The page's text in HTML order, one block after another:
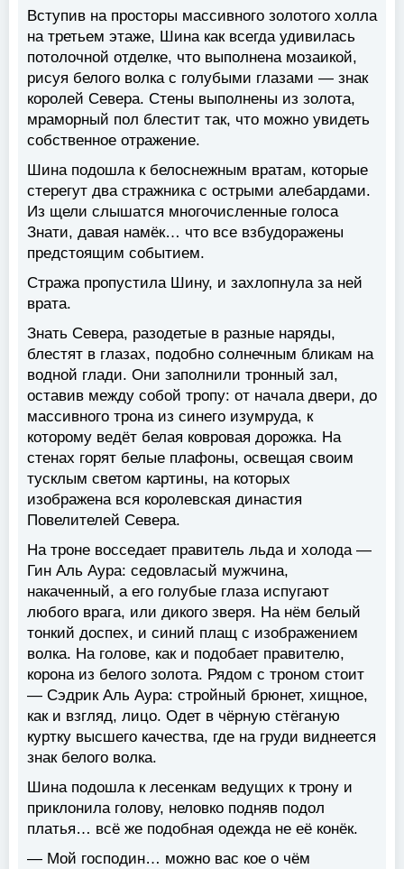
Вступив на просторы массивного золотого холла
на третьем этаже, Шина как всегда удивилась
потолочной отделке, что выполнена мозаикой,
рисуя белого волка с голубыми глазами — знак
королей Севера. Стены выполнены из золота,
мраморный пол блестит так, что можно увидеть
собственное отражение.
Шина подошла к белоснежным вратам, которые
стерегут два стражника с острыми алебардами.
Из щели слышатся многочисленные голоса
Знати, давая намёк… что все взбудоражены
предстоящим событием.
Стража пропустила Шину, и захлопнула за ней
врата.
Знать Севера, разодетые в разные наряды,
блестят в глазах, подобно солнечным бликам на
водной глади. Они заполнили тронный зал,
оставив между собой тропу: от начала двери, до
массивного трона из синего изумруда, к
которому ведёт белая ковровая дорожка. На
стенах горят белые плафоны, освещая своим
тусклым светом картины, на которых
изображена вся королевская династия
Повелителей Севера.
На троне восседает правитель льда и холода —
Гин Аль Аура: седовласый мужчина,
накаченный, а его голубые глаза испугают
любого врага, или дикого зверя. На нём белый
тонкий доспех, и синий плащ с изображением
волка. На голове, как и подобает правителю,
корона из белого золота. Рядом с троном стоит
— Сэдрик Аль Аура: стройный брюнет, хищное,
как и взгляд, лицо. Одет в чёрную стёганую
куртку высшего качества, где на груди виднеется
знак белого волка.
Шина подошла к лесенкам ведущих к трону и
приклонила голову, неловко подняв подол
платья… всё же подобная одежда не её конёк.
— Мой господин… можно вас кое о чём